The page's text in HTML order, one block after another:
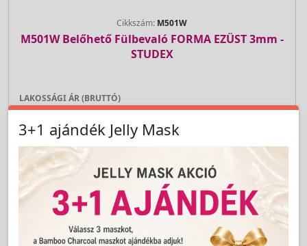
Cikkszám: M501W
M501W Belőhető Fülbevaló FORMA EZÜST 3mm -
STUDEX
LAKOSSÁGI ÁR (BRUTTÓ)
660 Ft
Jutalom: 13 pont
Kedvencnek jelöl
3+1 ajándék Jelly Mask